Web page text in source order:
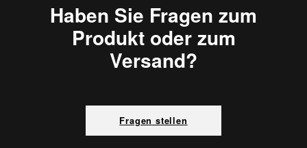
Haben Sie Fragen zum
Produkt oder zum
Versand?
Fragen stellen